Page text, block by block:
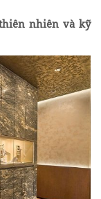
nhiên và kỹ